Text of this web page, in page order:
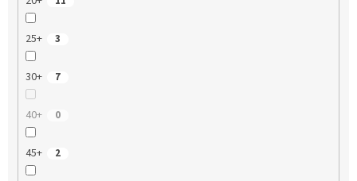
25+ 3
30+ 7
40+ 0
45+ 2